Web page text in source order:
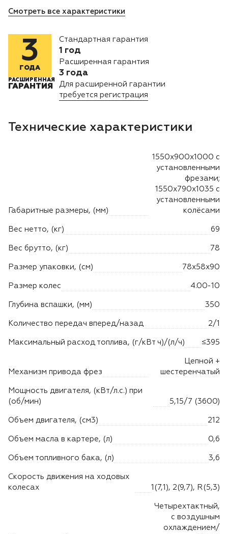
Станки заточные
Лодочные моторы Toyama
Смотреть все характеристики
3
ГОДА
РАСШИРЕННАЯ
ГАРАНТИЯ
Стандартная гарантия
1 год
Расширенная гарантия
3 года
Для расширенной гарантии
требуется регистрация
Технические характеристики
Габаритные размеры, (мм)
1550х900х1000 с
установленными
фрезами;
1550х790х1035 с
установленными
колёсами
Вес нетто, (кг) 69
Вес брутто, (кг) 78
Размер упаковки, (см) 78х58х90
Размер колес 4.00-10
Глубина вспашки, (мм) 350
Количество передач вперед/назад 2/1
Максимальный расход топлива, (г/кВт ч)/(л/ч) ≤395
Механизм привода фрез
Цепной +
шестеренчатый
Мощность двигателя, (кВт/л.с.) при
(об/мин)
5,15/7 (3600)
Объем двигателя, (см3) 212
Объем масла в картере, (л) 0,6
Объем топливного бака, (л) 3,6
Скорость движения на ходовых
колесах
1(7,1), 2(9,7), R(5,3)
Четырехтактный,
с воздушным
охлаждением/